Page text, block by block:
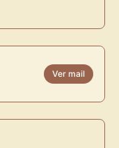
Ver mail